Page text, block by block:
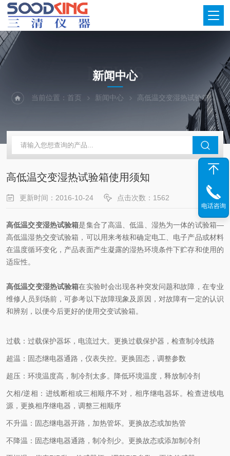
NEWS
新闻中心
当前位置：首页 新闻中心 高低温交变湿热试验箱使用须知
高低温交变湿热试验箱使用须知
更新时间：2016-10-24 点击次数：1562
高低温交变湿热试验箱是集合了高温、低温、湿热为一体的试验箱—
高低温湿热交变试验箱，可以用来考核和确定电工、电子产品或材料
在温度循环变化，产品表面产生凝露的湿热环境条件下贮存和使用的
适应性。
高低温交变湿热试验箱在实验时会出现各种突发问题和故障，在专业
维修人员到场前，可参考以下故障现象及原因，对故障有一定的认识
和辨别，以便今后更好的使用交变试验箱。
过载：过载保护器坏，电流过大。更换过载保护器，检查制冷线路
超温：固态继电器通路，仪表失控。更换固态，调整参数
超压：环境温度高，制冷剂太多。降低环境温度，释放制冷剂
欠相/逆相：进线断相或三相顺序不对，相序继电器坏。检查进线电
源，更换相序继电器，调整三相顺序
不升温：固态继电器开路，加热管坏。更换故态或加热管
不降温：固态继电器通路，制冷剂少。更换故态或添加制冷剂
电话咨询